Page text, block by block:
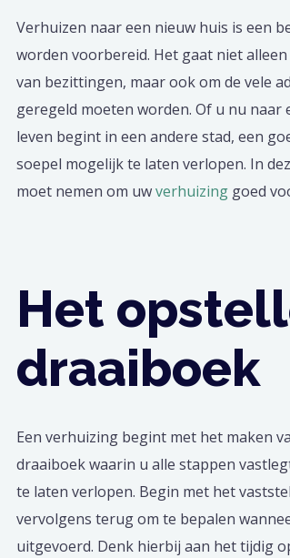
Verhuizen naar een nieuw huis is een
worden voorbereid. Het gaat niet
van bezittingen, maar ook om de vele
geregeld moeten worden. Of u nu
leven begint in een andere stad, een
soepel mogelijk te laten verlopen. In
moet nemen om uwverhuizing goed
Het
draaiboek
Een verhuizing begint met het maken
draaiboek waarin u alle stappen
te laten verlopen. Begin met het
vervolgens terug om te bepalen
uitgevoerd. Denk hierbij aan het tijdig